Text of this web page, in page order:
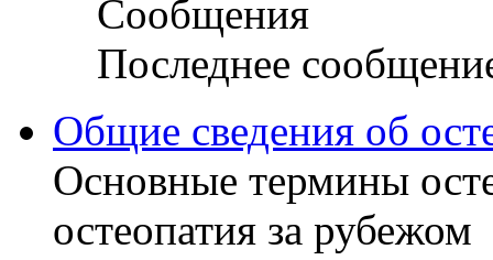
Сообщения
Последнее
Общие сведения об
Основные термины
остеопатия за рубежом